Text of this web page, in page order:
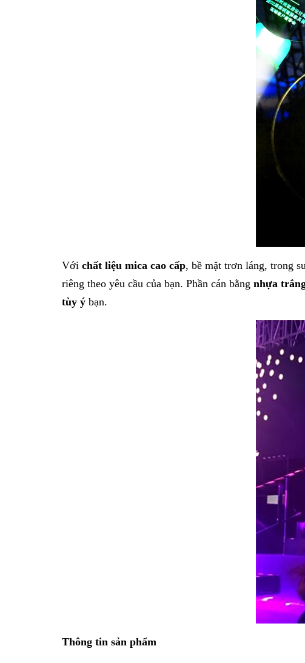
Với chất liệu mica cao cấp, bề mặt trơn láng, trong
riêng theo yêu cầu của bạn. Phần cán bằng nhựa
tùy ý bạn.
Thông tin sản phẩm